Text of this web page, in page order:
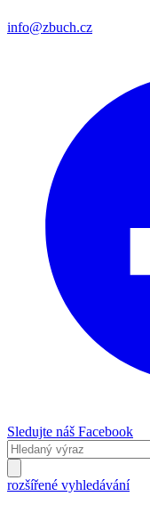
info@zbuch.cz
Sledujte náš Facebook
rozšířené vyhledávání